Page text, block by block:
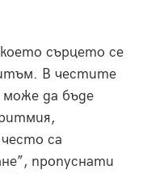
сърцето се
В честите
може да бъде
са
пропуснати